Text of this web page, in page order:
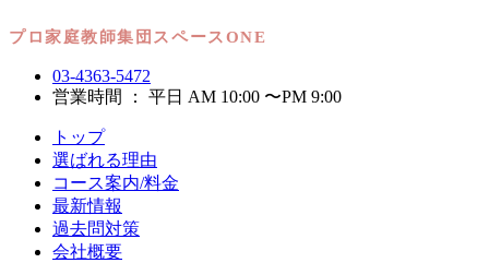
03-4363-5472
営業時間 ： 平日 AM 10:00 〜PM 9:00
トップ
選ばれる理由
コース案内/料金
最新情報
過去問対策
会社概要